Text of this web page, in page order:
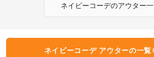
ネイビーコーデのアウター
ネイビーコーデ アウターの一覧